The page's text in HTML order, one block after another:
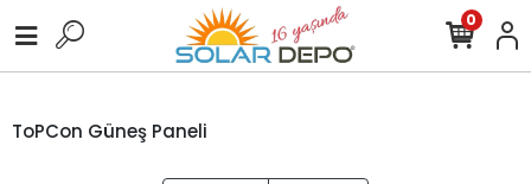
0
ToPCon Güneş Paneli